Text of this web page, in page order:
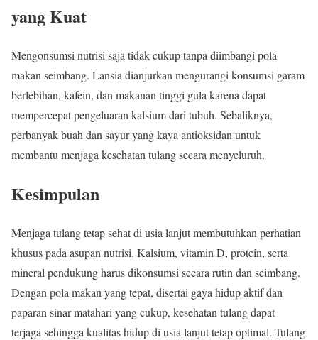
yang Kuat
Mengonsumsi nutrisi saja tidak cukup tanpa diimbangi pola
makan seimbang. Lansia dianjurkan mengurangi konsumsi garam
berlebihan, kafein, dan makanan tinggi gula karena dapat
mempercepat pengeluaran kalsium dari tubuh. Sebaliknya,
perbanyak buah dan sayur yang kaya antioksidan untuk
membantu menjaga kesehatan tulang secara menyeluruh.
Kesimpulan
Menjaga tulang tetap sehat di usia lanjut membutuhkan perhatian
khusus pada asupan nutrisi. Kalsium, vitamin D, protein, serta
mineral pendukung harus dikonsumsi secara rutin dan seimbang.
Dengan pola makan yang tepat, disertai gaya hidup aktif dan
paparan sinar matahari yang cukup, kesehatan tulang dapat
terjaga sehingga kualitas hidup di usia lanjut tetap optimal. Tulang